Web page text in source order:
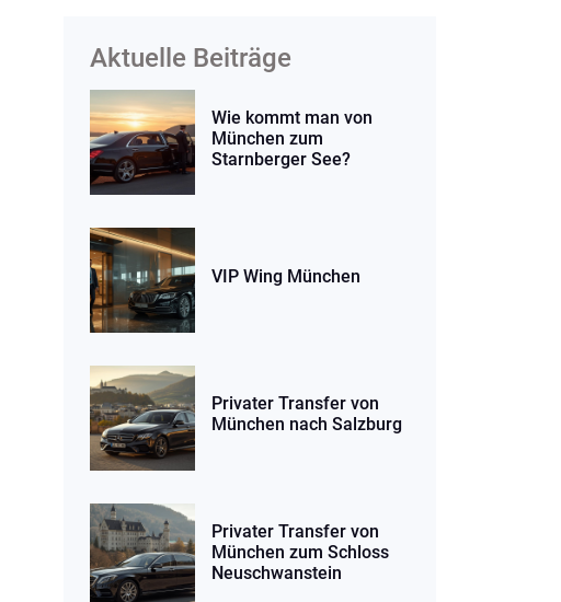
Aktuelle Beiträge
Wie kommt man von
München zum
Starnberger See?
VIP Wing München
Privater Transfer von
München nach Salzburg
Privater Transfer von
München zum Schloss
Neuschwanstein